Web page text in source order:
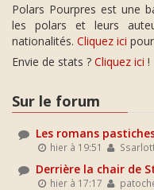
Polars Pourpres est une
les polars et leurs
nationalités. Cliquez ici
Envie de stats ? Cliquez ici !
Sur le forum
Les romans
hier à 19:51
Derrière la chair de
hier à 17:17